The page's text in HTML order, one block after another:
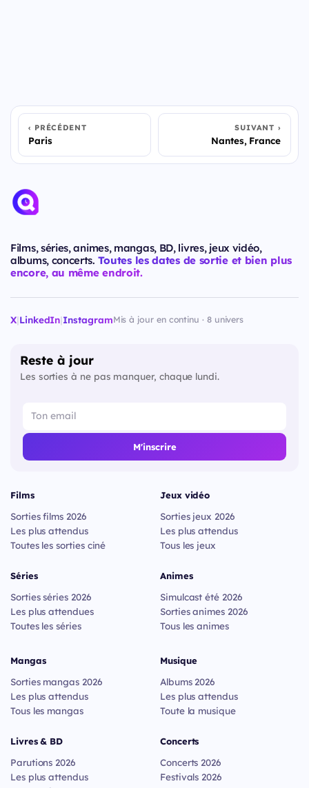
PRÉCÉDENT
Paris
SUIVANT
Nantes, France
Films, séries, animes, mangas, BD, livres, jeux vidéo,
albums, concerts. Toutes les dates de sortie et bien plus
encore, au même endroit.
X|LinkedIn|InstagramMis à jour en continu · 8 univers
Reste à jour
Les sorties à ne pas manquer, chaque lundi.
M'inscrire
Films
Sorties films 2026
Les plus attendus
Toutes les sorties ciné
Séries
Sorties séries 2026
Les plus attendues
Toutes les séries
Jeux vidéo
Sorties jeux 2026
Les plus attendus
Tous les jeux
Animes
Simulcast été 2026
Sorties animes 2026
Tous les animes
Mangas
Sorties mangas 2026
Les plus attendus
Tous les mangas
Livres & BD
Parutions 2026
Les plus attendus
Musique
Albums 2026
Les plus attendus
Toute la musique
Concerts
Concerts 2026
Festivals 2026